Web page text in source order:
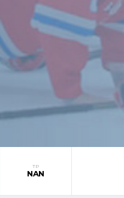
ТР
NAN